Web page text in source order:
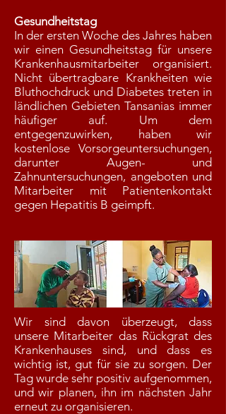
Gesundheitstag
In der ersten Woche des Jahres haben
wir einen Gesundheitstag für unsere
Krankenhausmitarbeiter organisiert.
Nicht übertragbare Krankheiten wie
Bluthochdruck und Diabetes treten in
ländlichen Gebieten Tansanias immer
häufiger auf. Um dem
entgegenzuwirken, haben wir
kostenlose Vorsorgeuntersuchungen,
darunter Augen- und
Zahnuntersuchungen, angeboten und
Mitarbeiter mit Patientenkontakt
gegen Hepatitis B geimpft.
Wir sind davon überzeugt, dass
unsere Mitarbeiter das Rückgrat des
Krankenhauses sind, und dass es
wichtig ist, gut für sie zu sorgen. Der
Tag wurde sehr positiv aufgenommen,
und wir planen, ihn im nächsten Jahr
erneut zu organisieren.